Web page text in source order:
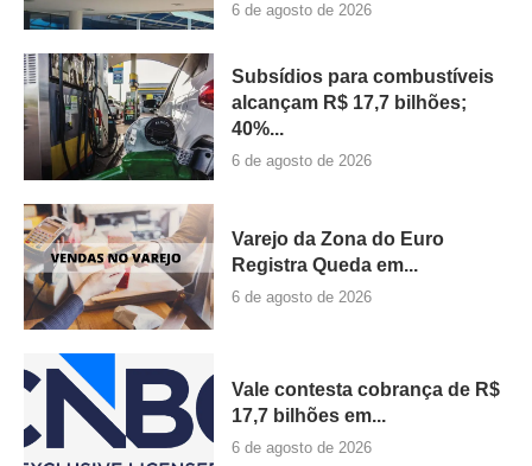
6 de agosto de 2026
Subsídios para combustíveis
alcançam R$ 17,7 bilhões;
40%...
6 de agosto de 2026
Varejo da Zona do Euro
Registra Queda em...
6 de agosto de 2026
Vale contesta cobrança de R$
17,7 bilhões em...
6 de agosto de 2026